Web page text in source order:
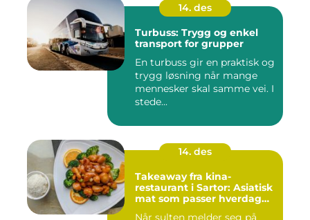
14. des
Turbuss: Trygg og enkel
transport for grupper
En turbuss gir en praktisk og
trygg løsning når mange
mennesker skal samme vei. I
stede...
14. des
Takeaway fra kina-
restaurant i Sartor: Asiatisk
mat som passer hverdag
Når sulten melder seg på